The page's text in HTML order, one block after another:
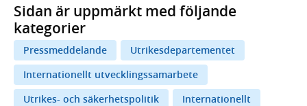
Sidan är uppmärkt med följande
kategorier
Pressmeddelande
Utrikesdepartementet
Internationellt utvecklingssamarbete
Utrikes- och säkerhetspolitik
Internationellt